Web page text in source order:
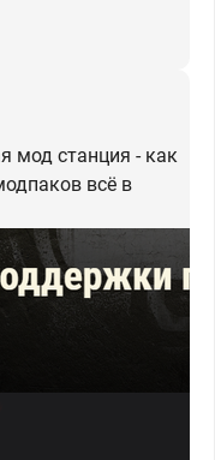
мод станция - как
всё в